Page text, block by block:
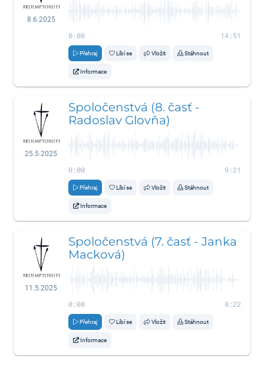
8.6.2025
0:00 14:51
Přehraj Líbí se Vložit Stáhnout
Informace
25.5.2025
Spoločenstvá (8. časť -
Radoslav Glovňa)
0:00 9:21
Přehraj Líbí se Vložit Stáhnout
Informace
11.5.2025
Spoločenstvá (7. časť - Janka
Macková)
0:00 8:22
Přehraj Líbí se Vložit Stáhnout
Informace